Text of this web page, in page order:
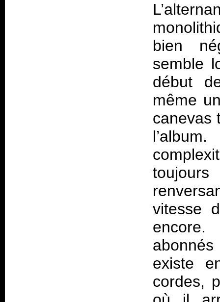
bien
semble
début
même
canevas
toujours
vitesse
existe
cordes,